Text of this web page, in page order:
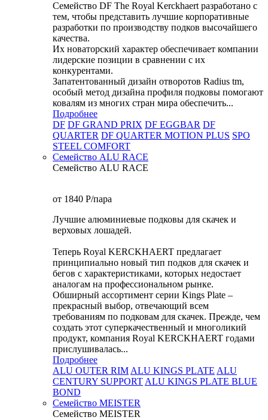
Семейство DF The Royal Kerckhaert разработано с
тем, чтобы представить лучшие корпоративные
разработки по производству подков высочайшего
качества.
Их новаторский характер обеспечивает компании
лидерские позиции в сравнении с их
конкурентами.
Запатентованный дизайн отворотов Radius tm,
особый метод дизайна профиля подковы помогают
ковалям из многих стран мира обеспечить...
Подробнее
DF DF GRAND PRIX DF EGGBAR DF
QUARTER DF QUARTER MOTION PLUS SPO
STEEL COMFORT
Семейство ALU RACE
Семейство ALU RACE
от 1840 P/пара
Лучшие алюминиевые подковы для скачек и
верховых лошадей.
Теперь Royal KERCKHAERT предлагает
принципиально новый тип подков для скачек и
бегов с характеристиками, которых недостает
аналогам на профессиональном рынке.
Обширный ассортимент серии Kings Plate –
прекрасный выбор, отвечающий всем
требованиям по подковам для скачек. Прежде, чем
создать этот суперкачественный и многоликий
продукт, компания Royal KERCKHAERT годами
прислушивалась...
Подробнее
ALU OUTER RIMALU KINGS PLATE ALU
CENTURY SUPPORTALU KINGS PLATE BLUE
BOND
Семейство МEISTER
Семейство МEISTER